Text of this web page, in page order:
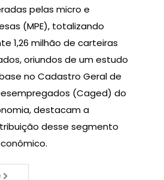
pelas micro e
(MPE), totalizando
1,26 milhão de carteiras
oriundos de um estudo
no Cadastro Geral de
(Caged) do
destacam a
desse segmento